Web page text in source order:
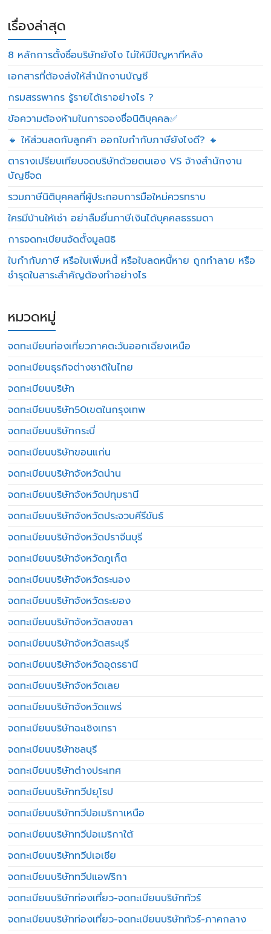
เรื่องล่าสุด
8 หลักการตั้งชื่อบริษัทยังไง ไม่ให้มีปัญหาทีหลัง
เอกสารที่ต้องส่งให้สำนักงานบัญชี
กรมสรรพากร รู้รายได้เราอย่างไร ?
ข้อความต้องห้ามในการจองชื่อนิติบุคคล✅
🔸 ให้ส่วนลดกับลูกค้า ออกใบกำกับภาษียังไงดี? 🔸
ตารางเปรียบเทียบจดบริษัทด้วยตนเอง VS จ้างสำนักงาน
บัญชีจด
รวมภาษีนิติบุคคลที่ผู้ประกอบการมือใหม่ควรทราบ
ใครมีบ้านให้เช่า อย่าลืมยื่นภาษีเงินได้บุคคลธรรมดา
การจดทะเบียนจัดตั้งมูลนิธิ
ใบกำกับภาษี หรือใบเพิ่มหนี้ หรือใบลดหนี้หาย ถูกทำลาย หรือ
ชำรุดในสาระสำคัญต้องทำอย่างไร
หมวดหมู่
จดทะเบียนท่องเที่ยวภาคตะวันออกเฉียงเหนือ
จดทะเบียนธุรกิจต่างชาติในไทย
จดทะเบียนบริษัท
จดทะเบียนบริษัท50เขตในกรุงเทพ
จดทะเบียนบริษัทกระบี่
จดทะเบียนบริษัทขอนแก่น
จดทะเบียนบริษัทจังหวัดน่าน
จดทะเบียนบริษัทจังหวัดปทุมธานี
จดทะเบียนบริษัทจังหวัดประจวบคีรีขันธ์
จดทะเบียนบริษัทจังหวัดปราจีนบุรี
จดทะเบียนบริษัทจังหวัดภูเก็ต
จดทะเบียนบริษัทจังหวัดระนอง
จดทะเบียนบริษัทจังหวัดระยอง
จดทะเบียนบริษัทจังหวัดสงขลา
จดทะเบียนบริษัทจังหวัดสระบุรี
จดทะเบียนบริษัทจังหวัดอุดรธานี
จดทะเบียนบริษัทจังหวัดเลย
จดทะเบียนบริษัทจังหวัดแพร่
จดทะเบียนบริษัทฉะเชิงเทรา
จดทะเบียนบริษัทชลบุรี
จดทะเบียนบริษัทต่างประเทศ
จดทะเบียนบริษัททวีปยุโรป
จดทะเบียนบริษัททวีปอเมริกาเหนือ
จดทะเบียนบริษัททวีปอเมริกาใต้
จดทะเบียนบริษัททวีปเอเชีย
จดทะเบียนบริษัททวีปแอฟริกา
จดทะเบียนบริษัทท่องเที่ยว-จดทะเบียนบริษัททัวร์
จดทะเบียนบริษัทท่องเที่ยว-จดทะเบียนบริษัททัวร์-ภาคกลาง